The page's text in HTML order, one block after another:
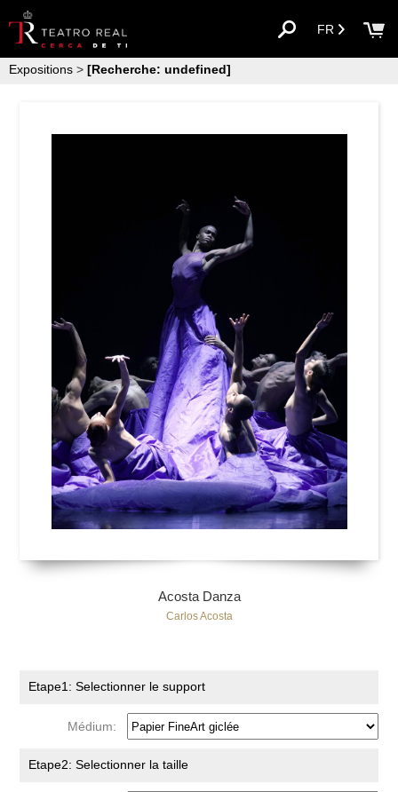
FR
Expositions > [Recherche: undefined]
Acosta Danza
Carlos Acosta
Etape1: Selectionner le support
Médium:
Etape2: Selectionner la taille